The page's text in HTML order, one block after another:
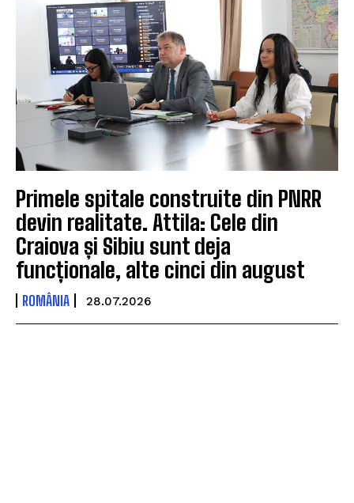
Primele spitale construite din PNRR
devin realitate. Attila: Cele din
Craiova și Sibiu sunt deja
funcționale, alte cinci din august
ROMÂNIA 28.07.2026